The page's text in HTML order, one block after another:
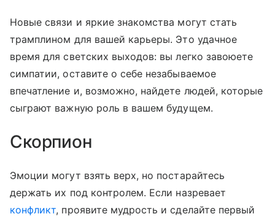
Новые связи и яркие знакомства могут стать
трамплином для вашей карьеры. Это удачное
время для светских выходов: вы легко завоюете
симпатии, оставите о себе незабываемое
впечатление и, возможно, найдете людей, которые
сыграют важную роль в вашем будущем.
Скорпион
Эмоции могут взять верх, но постарайтесь
держать их под контролем. Если назревает
конфликт, проявите мудрость и сделайте первый